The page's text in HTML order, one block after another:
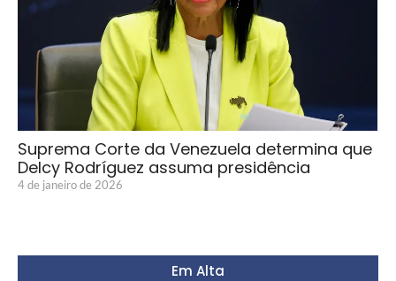
Suprema Corte da Venezuela determina que
Delcy Rodríguez assuma presidência
4 de janeiro de 2026
Em Alta